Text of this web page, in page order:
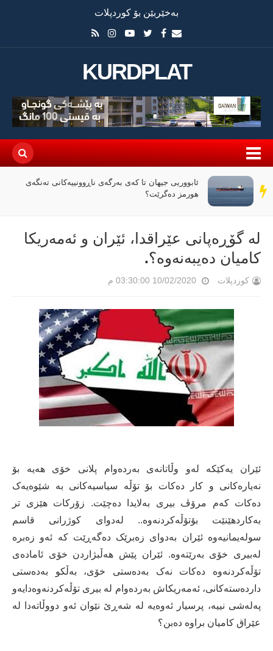
بەخێربێن بۆ کوردپلات
KURDPLAT
سەر
دێڕ
ئابووریی جیهان تا کەی بەرگەی ناڕوونییەکانی تەنگەی
هورمز دەگرێت؟
لە گۆڕەپانی عێراقدا، ئێران و ئەمەریكا
كامیان دەیبەنەوە؟.
کوردپلات 10/02/2020 03:30:00 م
ئێران یەکێکە لەو وڵاتانەی بەردەوام پلانی خۆی ھەیە بۆ
نەیارەکانی و کار دەکات بۆ تۆڵە سیاسیەکانی بە شێوەیەک
دەکات کەم مرۆڤ بیری بەلایدا دەچێت. زۆرکات ھێزی تر
بەکاردھێنێت بۆتۆڵەکردنەوە.. لەدوای کوژرانی قاسم
سولەیمانیەوە ئێران بەدوای زەبرێک دەگەڕێت کە ئەو زەبرە
لەبیری خۆی بەرێتەوە. ئێران پێش ھەڵبژاردن خۆی ئامادەی
تۆڵەکردنەوە دەکات نەک بەدەستی خۆی، بەڵکو بەدەستی
داردەستەکانی، ئەمەریكاش بەردەوام لە بیری تۆڵەكردنەوەدایەو
پەلەشی نییە، پرسیار ئەوەیە لە شەڕێ نێوان ئەو دووڵاتەدا لە
عێراق كامیان براوە دەبن؟